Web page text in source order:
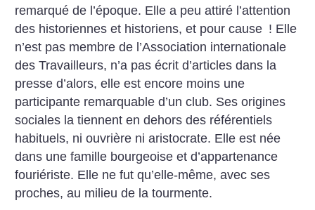
remarqué de l’époque. Elle a peu attiré l’attention
des historiennes et historiens, et pour cause ! Elle
n’est pas membre de l’Association internationale
des Travailleurs, n’a pas écrit d’articles dans la
presse d’alors, elle est encore moins une
participante remarquable d’un club. Ses origines
sociales la tiennent en dehors des référentiels
habituels, ni ouvrière ni aristocrate. Elle est née
dans une famille bourgeoise et d’appartenance
fouriériste. Elle ne fut qu’elle-même, avec ses
proches, au milieu de la tourmente.